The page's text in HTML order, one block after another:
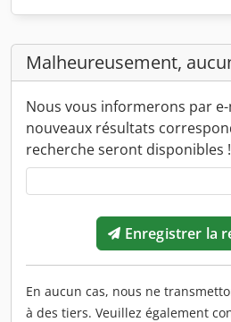
Malheureusement,
Nous vous informerons par
nouveaux résultats
recherche seront disponibles !
Enregistrer la
En aucun cas, nous ne
à des tiers. Veuillez également